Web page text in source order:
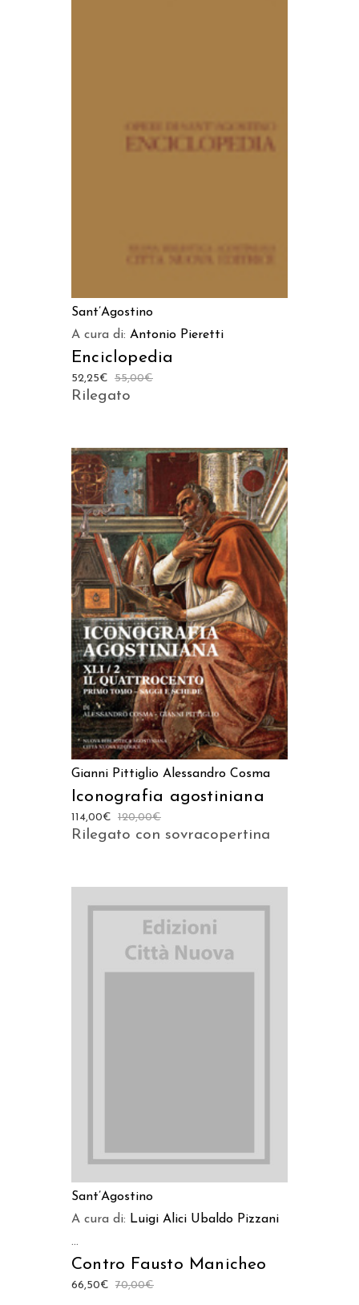
AGGIUNGI AL CARRELLO
Sant’Agostino
A cura di: Antonio Pieretti
Enciclopedia
55,00€
52,25€
Rilegato
AGGIUNGI AL CARRELLO
Gianni Pittiglio Alessandro Cosma
Iconografia agostiniana
120,00€
114,00€
Rilegato con sovracopertina
Sant’Agostino
A cura di: Luigi Alici Ubaldo Pizzani
...
Contro Fausto Manicheo
70,00€
66,50€